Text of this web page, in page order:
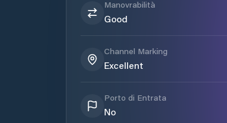
Manovrabilità
Good
Channel Marking
Excellent
Porto di Entrata
No